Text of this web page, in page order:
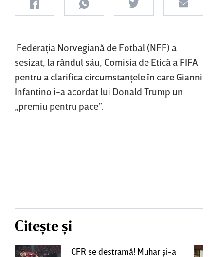
Federaţia Norvegiană de Fotbal (NFF) a
sesizat, la rândul său, Comisia de Etică a FIFA
pentru a clarifica circumstanţele în care Gianni
Infantino i-a acordat lui Donald Trump un
„premiu pentru pace”.
Citește și
CFR se destramă! Muhar şi-a